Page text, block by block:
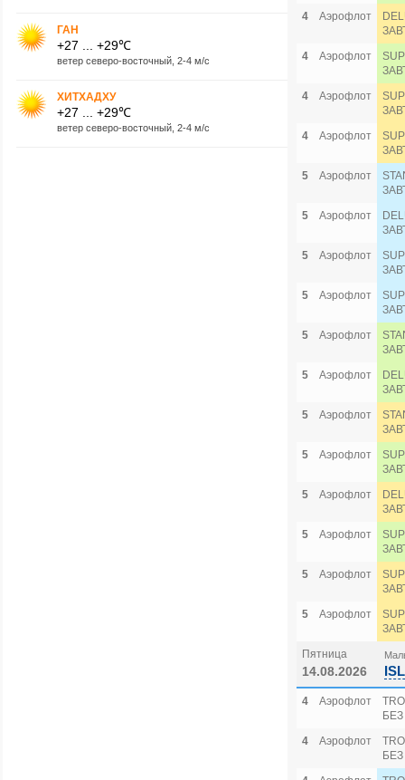
ГАН
+27 ... +29℃
ветер северо-восточный, 2-4 м/с
ХИТХАДХУ
+27 ... +29℃
ветер северо-восточный, 2-4 м/с
4
Аэрофлот
4
Аэрофлот
4
Аэрофлот
4
Аэрофлот
5
Аэрофлот
5
Аэрофлот
5
Аэрофлот
5
Аэрофлот
5
Аэрофлот
5
Аэрофлот
5
Аэрофлот
5
Аэрофлот
5
Аэрофлот
5
Аэрофлот
5
Аэрофлот
5
Аэрофлот
Пятница
14.08.2026
4 Аэрофлот
4
Аэрофлот